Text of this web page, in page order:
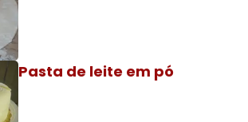
Pasta de leite em pó